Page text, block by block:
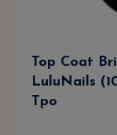
Top Coat
LuluNails
Tpo